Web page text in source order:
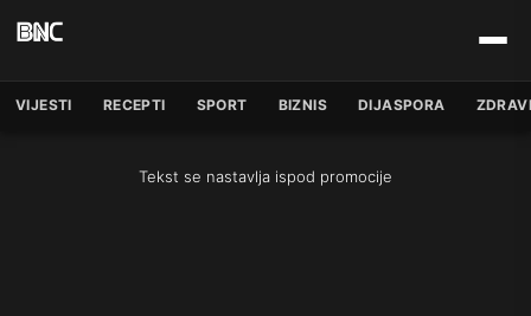
VIJESTI RECEPTI SPORT BIZNIS DIJASPORA
Tekst se nastavlja ispod promocije